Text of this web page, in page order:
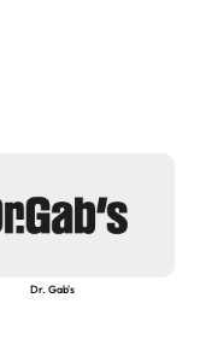
Dr. Gab's